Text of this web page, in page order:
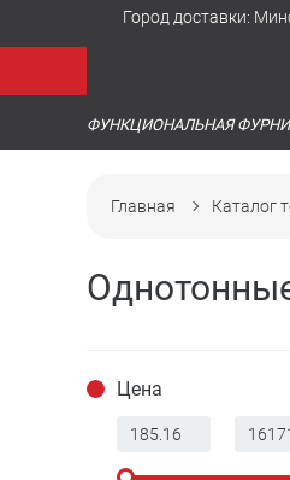
Город доставки:
ФУНКЦИОНАЛЬНАЯ
Главная Каталог
Цена